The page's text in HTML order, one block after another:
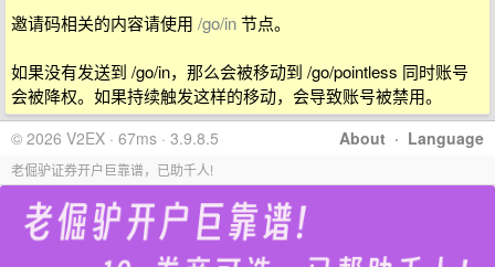
邀请码相关的内容请使用 /go/in节点。
如果没有发送到 /go/in，那么会被移动到 /go/pointless 同时账号
会被降权。如果持续触发这样的移动，会导致账号被禁用。
About · Language
© 2026 V2EX · 67ms · 3.9.8.5
老倔驴证券开户巨靠谱，已助千人!